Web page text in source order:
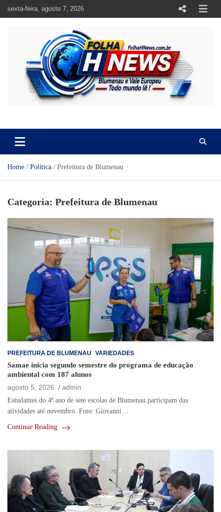
sexta-feira, agosto 7, 2026
Home Política Prefeitura de Blumenau
Categoria: Prefeitura de Blumenau
PREFEITURA DE BLUMENAU VARIEDADES
Samae inicia segundo semestre do programa de educação
ambiental com 187 alunos
agosto 5, 2026
admin
Estudantes do 4º ano de sete escolas de Blumenau participam das
atividades até novembro. Foto: Giovanni…
Continue Reading